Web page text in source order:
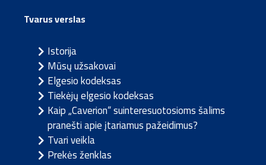
Tvarus verslas
Istorija
Mūsų užsakovai
Elgesio kodeksas
Tiekėjų elgesio kodeksas
Kaip „Caverion“ suinteresuotosioms šalims
pranešti apie įtariamus pažeidimus?
Tvari veikla
Prekės ženklas